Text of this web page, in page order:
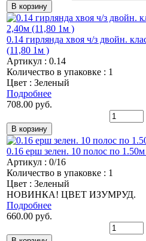
0.14 гирлянда хвоя ч/з двойн.
(11,80 1м )
Артикул : 0.14
Количество в упаковке : 1
Цвет : Зеленый
Подробнее
708.00 руб.
0.16 ерш зелен. 10 полос по
Артикул : 0/16
Количество в упаковке : 1
Цвет : Зеленый
НОВИНКА! ЦВЕТ ИЗУМРУД.
Подробнее
660.00 руб.